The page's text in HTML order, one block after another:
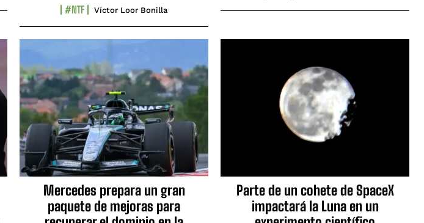
#NTF Víctor Loor Bonilla
Mercedes prepara un gran
paquete de mejoras para
Parte de un cohete de SpaceX
impactará la Luna en un